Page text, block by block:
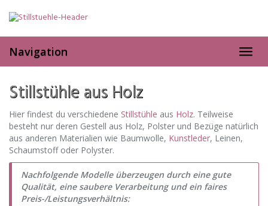
Navigation
Stillstühle aus Holz
Hier findest du verschiedene Stillstühle aus Holz. Teilweise
besteht nur deren Gestell aus Holz, Polster und Bezüge natürlich
aus anderen Materialien wie Baumwolle, Kunstleder, Leinen,
Schaumstoff oder Polyster.
Nachfolgende Modelle überzeugen durch eine gute
Qualität, eine saubere Verarbeitung und ein faires
Preis-/Leistungsverhältnis: